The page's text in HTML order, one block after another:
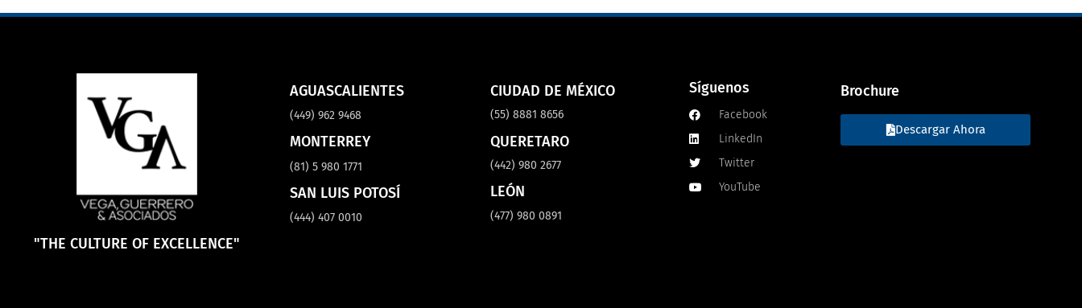
"THE CULTURE OF EXCELLENCE"
AGUASCALIENTES
(449) 962 9468
MONTERREY
(81) 5 980 1771
SAN LUIS POTOSÍ
(444) 407 0010
CIUDAD DE MÉXICO
(55) 8881 8656
QUERETARO
(442) 980 2677
LEÓN
(477) 980 0891
Síguenos
Facebook
LinkedIn
Twitter
YouTube
Brochure
Descargar Ahora